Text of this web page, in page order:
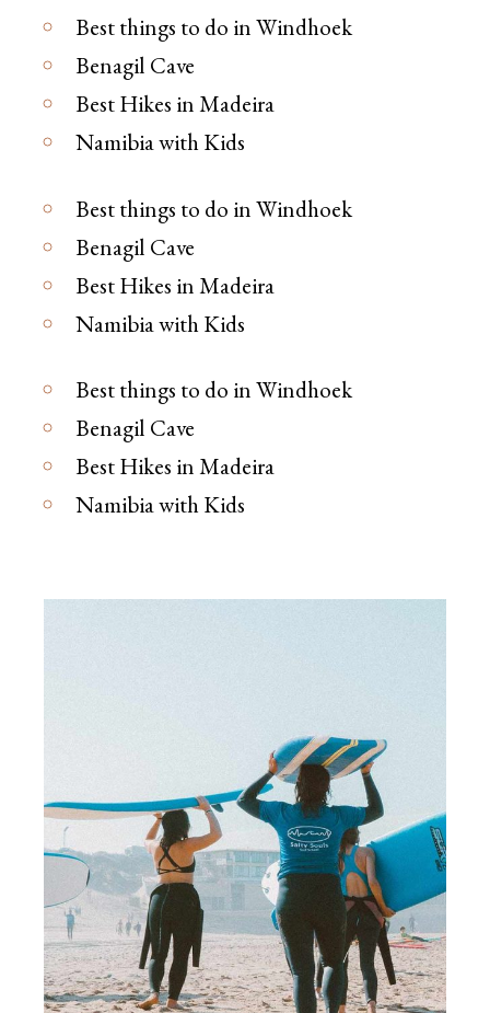
Best things to do in Windhoek
Benagil Cave
Best Hikes in Madeira
Namibia with Kids
Best things to do in Windhoek
Benagil Cave
Best Hikes in Madeira
Namibia with Kids
Best things to do in Windhoek
Benagil Cave
Best Hikes in Madeira
Namibia with Kids